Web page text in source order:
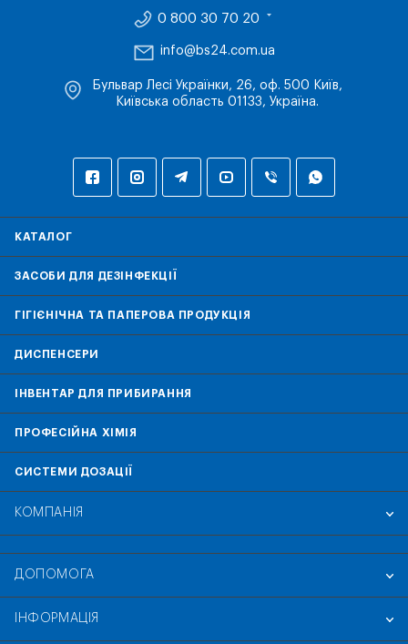
0 800 30 70 20
info@bs24.com.ua
Бульвар Лесі Українки, 26, оф. 500 Київ,
Київська область 01133, Україна.
КАТАЛОГ
ЗАСОБИ ДЛЯ ДЕЗІНФЕКЦІЇ
ГІГІЄНІЧНА ТА ПАПЕРОВА ПРОДУКЦІЯ
ДИСПЕНСЕРИ
ІНВЕНТАР ДЛЯ ПРИБИРАННЯ
ПРОФЕСІЙНА ХІМІЯ
СИСТЕМИ ДОЗАЦІЇ
КОМПАНІЯ
ДОПОМОГА
ІНФОРМАЦІЯ